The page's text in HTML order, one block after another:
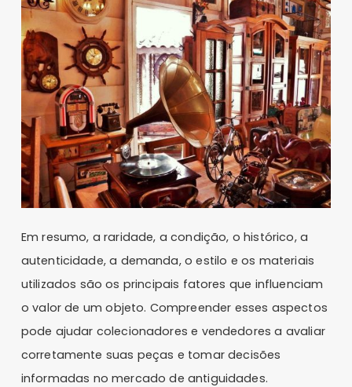
Em resumo, a raridade, a condição, o histórico, a
autenticidade, a demanda, o estilo e os materiais
utilizados são os principais fatores que influenciam
o valor de um objeto. Compreender esses aspectos
pode ajudar colecionadores e vendedores a avaliar
corretamente suas peças e tomar decisões
informadas no mercado de antiguidades.